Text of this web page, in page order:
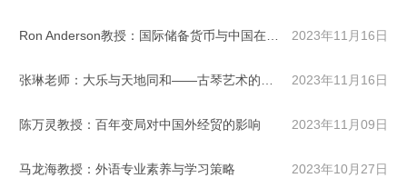
2023年11月16日
Ron Anderson教授：国际储备货币与中国在国际金融市场中的地位
2023年11月16日
2023年11月09日
陈万灵教授：百年变局对中国外经贸的影响
2023年10月27日
马龙海教授：外语专业素养与学习策略